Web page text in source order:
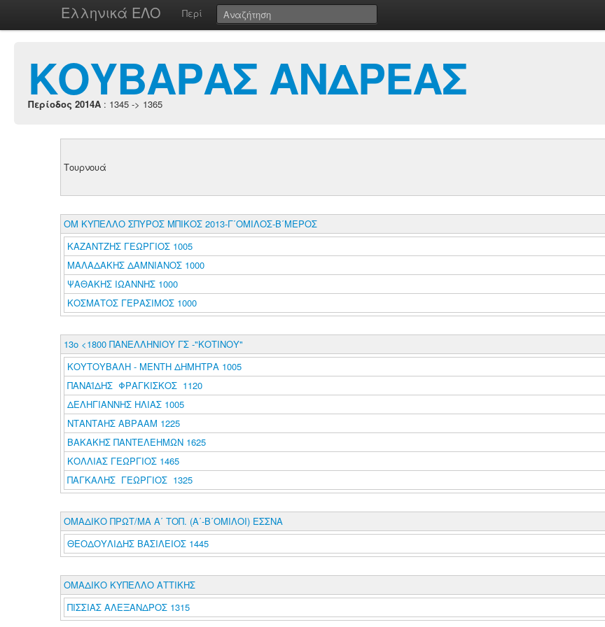
Ελληνικά ΕΛΟ Περί
ΚΟΥΒΑΡΑΣ ΑΝΔΡΕΑΣ
Περίοδος 2014A : 1345 -> 1365
Τουρνουά
ΟΜ ΚΥΠΕΛΛΟ ΣΠΥΡΟΣ ΜΠΙΚΟΣ 2013-Γ΄ΟΜΙΛΟΣ-Β΄ΜΕΡΟΣ
ΚΑΖΑΝΤΖΗΣ ΓΕΩΡΓΙΟΣ 1005
ΜΑΛΑΔΑΚΗΣ ΔΑΜΝΙΑΝΟΣ 1000
ΨΑΘΑΚΗΣ ΙΩΑΝΝΗΣ 1000
ΚΟΣΜΑΤΟΣ ΓΕΡΑΣΙΜΟΣ 1000
13ο <1800 ΠΑΝΕΛΛΗΝΙΟΥ ΓΣ -"ΚΟΤΙΝΟΥ"
ΚΟΥΤΟΥΒΑΛΗ - ΜΕΝΤΗ ΔΗΜΗΤΡΑ 1005
ΠΑΝΑΪΔΗΣ ΦΡΑΓΚΙΣΚΟΣ 1120
ΔΕΛΗΓΙΑΝΝΗΣ ΗΛΙΑΣ 1005
ΝΤΑΝΤΑΗΣ ΑΒΡΑΑΜ 1225
ΒΑΚΑΚΗΣ ΠΑΝΤΕΛΕΗΜΩΝ 1625
ΚΟΛΛΙΑΣ ΓΕΩΡΓΙΟΣ 1465
ΠΑΓΚΑΛΗΣ ΓΕΩΡΓΙΟΣ 1325
ΟΜΑΔΙΚΟ ΠΡΩΤ/ΜΑ Α΄ ΤΟΠ. (Α΄-Β΄ΟΜΙΛΟΙ) ΕΣΣΝΑ
ΘΕΟΔΟΥΛΙΔΗΣ ΒΑΣΙΛΕΙΟΣ 1445
ΟΜΑΔΙΚΟ ΚΥΠΕΛΛΟ ΑΤΤΙΚΗΣ
ΠΙΣΣΙΑΣ ΑΛΕΞΑΝΔΡΟΣ 1315